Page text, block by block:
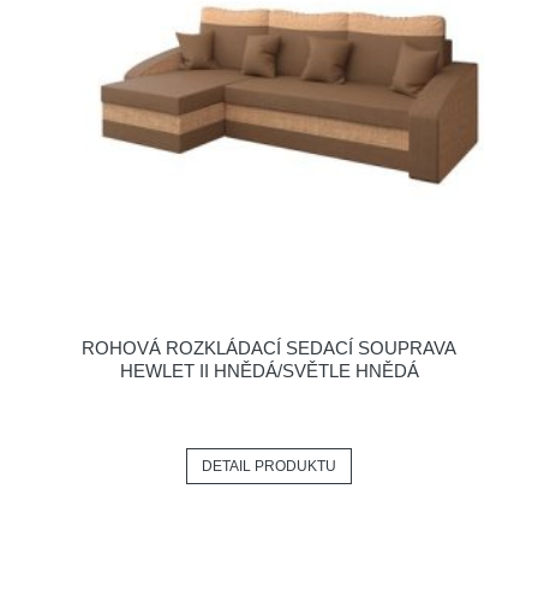
ROHOVÁ ROZKLÁDACÍ SEDACÍ SOUPRAVA
HEWLET II HNĚDÁ/SVĚTLE HNĚDÁ
DETAIL PRODUKTU